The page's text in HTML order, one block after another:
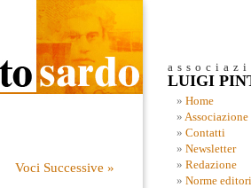
Voci Successive »
LUIGI
Home
Associazione
Contatti
Newsletter
Redazione
Norme